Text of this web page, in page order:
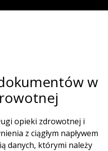
w
opieki zdrowotnej i
z ciągłym napływem
danych, którymi należy